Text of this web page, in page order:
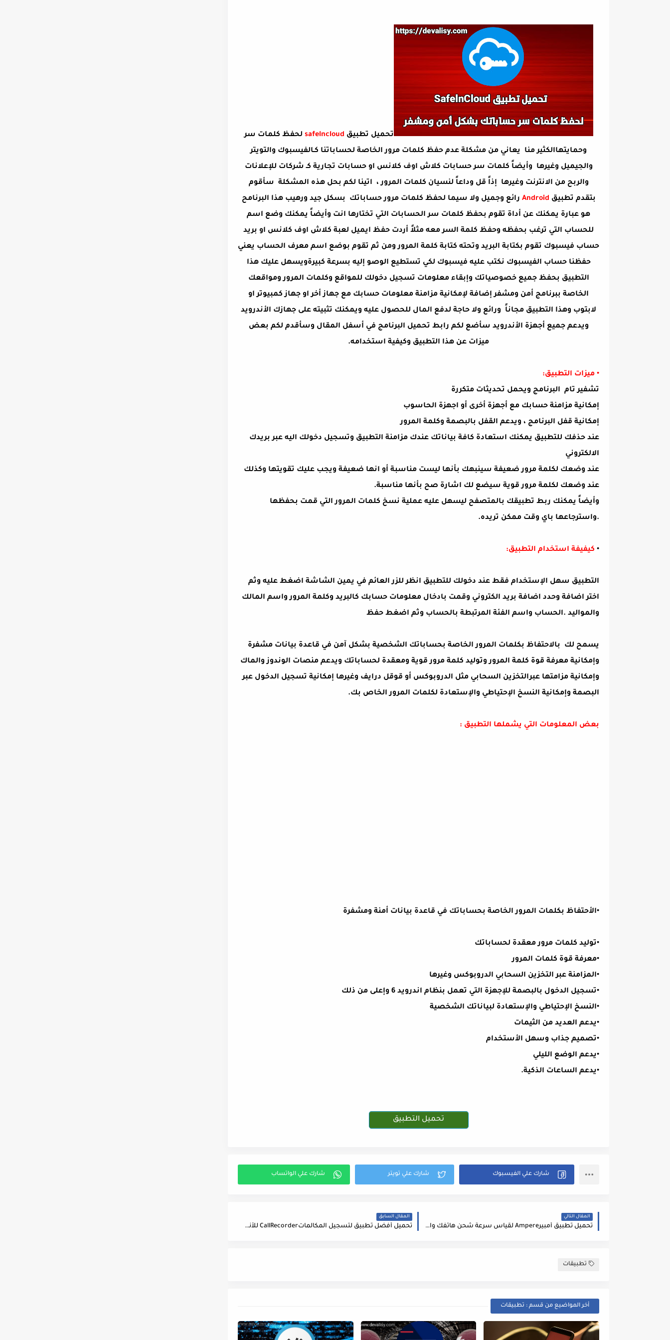
تحميل تطبيق safelncloud لحفظ كلمات سر
وحمايتهاالكثير منا يعاني من مشكلة عدم حفظ كلمات مرور الخاصة لحساباتنا كـالفيسبوك والتويتر
والجيميل وغيرها وأيضاً كلمات سر حسابات كلاش اوف كلانس او حسابات تجارية كـ شركات للإعلانات
والربح من الانترنت وغيرها إذاً قل وداعاً لنسيان كلمات المرور ، اتينا لكم بحل هذه المشكلة سأقوم
بتقدم تطبيق Android رائع وجميل ولا سيما لحفظ كلمات مرور حساباتك بسكل جيد ورهيب هذا البرنامح
هو عبارة يمكنك عن أداة تقوم بحفظ كلمات سر الحسابات التي تختارها انت وأيضاً يمكنك وضع اسم
للحساب التي ترغب بحفظه وحفظ كلمة السر معه مثلاً أردت حفظ ايميل لعبة كلاش اوف كلانس او بريد
حساب فيسبوك تقوم بكتابة البريد وتحته كتابة كلمة المرور ومن ثم تقوم بوضع اسم معرف الحساب يعني
حفظنا حساب الفيسبوك نكتب عليه فيسبوك لكي تستطيع الوصو إليه بسرعة كبيرةويسهل عليك هذا
التطبيق بحفظ جميع خصوصياتك وإبقاء معلومات تسجيل دخولك للمواقع وكلمات المرور ومواقعك
الخاصة ببرنامج أمن ومشفر إضافة لإمكانية مزامنة معلومات حسابك مع جهاز أخر او جهاز كمبيوتر او
لابتوب وهذا التطبيق مجاناً ورائع ولا حاجة لدفع المال للحصول عليه ويمكنك تثبيته على جهازك الأندرويد
ويدعم جميع أجهزة الأندرويد سأضع لكم رابط تحميل البرنامج في أسفل المقال وسأقدم لكم بعض
ميزات عن هذا التطبيق وكيفية استخدامه.
• ميزات التطبيق:
تشفير تام البرنامج ويحمل تحديثات متكررة
إمكانية مزامنة حسابك مع أجهزة أخرى أو اجهزة الحاسوب
إمكانية قفل البرنامج ، ويدعم القفل بالبصمة وكلمة المرور
عند حذفك للتطبيق يمكنك استعادة كافة بياناتك عندك مزامنة التطبيق وتسجيل دخولك اليه عبر بريدك
الالكتروني
عند وضعك لكلمة مرور ضعيفة سينبهك بأنها ليست مناسبة أو انها ضعيفة ويجب عليك تقويتها وكذلك
عند وضعك لكلمة مرور قوية سيضع لك اشارة صح بأنها مناسبة.
وأيضاً يمكنك ربط تطبيقك بالمتصفح ليسهل عليه عملية نسخ كلمات المرور التي قمت بحفظها
.واسترجاعها باي وقت ممكن تريده.
• كيفيفة استخدام التطبيق:
التطبيق سهل الإستخدام فقط عند دخولك للتطبيق انظر للزر العائم في يمين الشاشة اضغط عليه وثم
اختر اضافة وحدد اضافة بريد الكتروني وقمت بادخال معلومات حسابك كالبريد وكلمة المرور واسم المالك
والمواليد .الحساب واسم الفئة المرتبطة بالحساب وثم اضغط حفظ
يسمح لك بالاحتفاظ بكلمات المرور الخاصة بحساباتك الشخصية بشكل آمن في قاعدة بيانات مشفرة
وإمكانية معرفة قوة كلمة المرور وتوليد كلمة مرور قوية ومعقدة لحساباتك ويدعم منصات الوندوز والماك
وإمكانية مزامتها عبرالتخزين السحابي مثل الدروبوكس أو قوقل درايف وغيرها إمكانية تسجيل الدخول عبر
البصمة وإمكانية النسخ الإحتياطي والإستعادة لكلمات المرور الخاص بك.
بعض المعلومات التي يشملها التطبيق :
•الأحتفاظ بكلمات المرور الخاصة بحساباتك في قاعدة بيانات أمنة ومشفرة
•توليد كلمات مرور معقدة لحساباتك
•معرفة قوة كلمات المرور
•المزامنة عبر التخزين السحابي الدروبوكس وغيرها
•تسجيل الدخول بالبصمة للإجهزة التي تعمل بنظام اندرويد 6 وإعلى من ذلك
•النسخ الإحتياطي والإستعادة لبياناتك الشخصية
•يدعم العديد من الثيمات
•تصميم جذاب وسهل الأستخدام
•يدعم الوضع الليلي
•يدعم الساعات الذكية.
تحميل التطبيق
المقال التالي
تحميل تطبيق أمبيرAmpere لقياس سرعة شحن هاتفك والطاثة التي يبذلها الجهاز
المقال السابق
تحميل أفضل تطبيق لتسجيل المكالماتCallRecorder للأندرويد
تطبيقات
أخر المواضيع من قسم : تطبيقات